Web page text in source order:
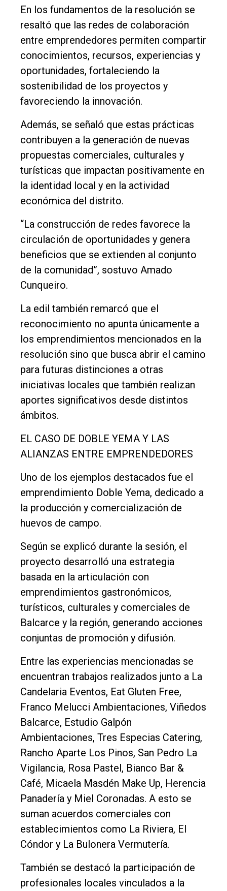
En los fundamentos de la resolución se
resaltó que las redes de colaboración
entre emprendedores permiten compartir
conocimientos, recursos, experiencias y
oportunidades, fortaleciendo la
sostenibilidad de los proyectos y
favoreciendo la innovación.
Además, se señaló que estas prácticas
contribuyen a la generación de nuevas
propuestas comerciales, culturales y
turísticas que impactan positivamente en
la identidad local y en la actividad
económica del distrito.
“La construcción de redes favorece la
circulación de oportunidades y genera
beneficios que se extienden al conjunto
de la comunidad”, sostuvo Amado
Cunqueiro.
La edil también remarcó que el
reconocimiento no apunta únicamente a
los emprendimientos mencionados en la
resolución sino que busca abrir el camino
para futuras distinciones a otras
iniciativas locales que también realizan
aportes significativos desde distintos
ámbitos.
EL CASO DE DOBLE YEMA Y LAS
ALIANZAS ENTRE EMPRENDEDORES
Uno de los ejemplos destacados fue el
emprendimiento Doble Yema, dedicado a
la producción y comercialización de
huevos de campo.
Según se explicó durante la sesión, el
proyecto desarrolló una estrategia
basada en la articulación con
emprendimientos gastronómicos,
turísticos, culturales y comerciales de
Balcarce y la región, generando acciones
conjuntas de promoción y difusión.
Entre las experiencias mencionadas se
encuentran trabajos realizados junto a La
Candelaria Eventos, Eat Gluten Free,
Franco Melucci Ambientaciones, Viñedos
Balcarce, Estudio Galpón
Ambientaciones, Tres Especias Catering,
Rancho Aparte Los Pinos, San Pedro La
Vigilancia, Rosa Pastel, Bianco Bar &
Café, Micaela Masdén Make Up, Herencia
Panadería y Miel Coronadas. A esto se
suman acuerdos comerciales con
establecimientos como La Riviera, El
Cóndor y La Bulonera Vermutería.
También se destacó la participación de
profesionales locales vinculados a la